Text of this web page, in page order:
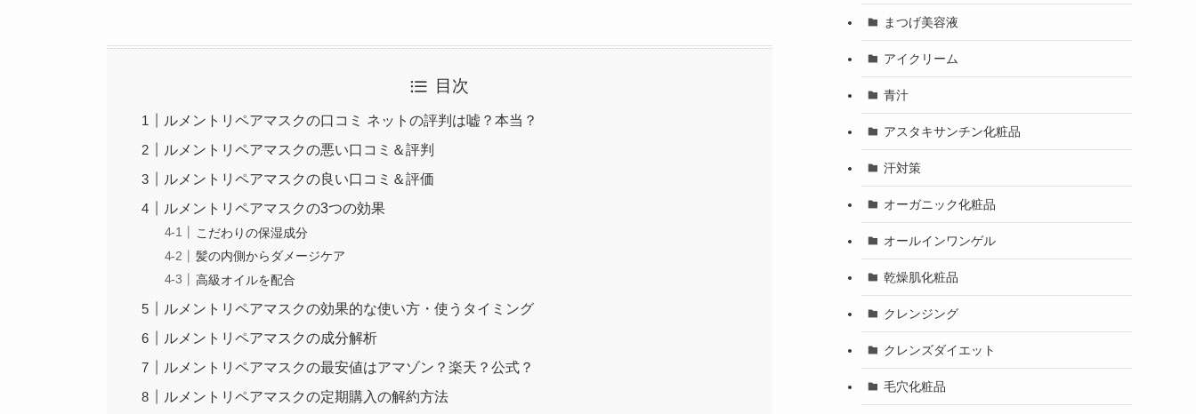
目次
ルメントリペアマスクの口コミ ネットの評判は嘘？本当？
ルメントリペアマスクの悪い口コミ＆評判
ルメントリペアマスクの良い口コミ＆評価
ルメントリペアマスクの3つの効果
こだわりの保湿成分
髪の内側からダメージケア
高級オイルを配合
ルメントリペアマスクの効果的な使い方・使うタイミング
ルメントリペアマスクの成分解析
ルメントリペアマスクの最安値はアマゾン？楽天？公式？
ルメントリペアマスクの定期購入の解約方法
まつげ美容液
アイクリーム
青汁
アスタキサンチン化粧品
汗対策
オーガニック化粧品
オールインワンゲル
乾燥肌化粧品
クレンジング
クレンズダイエット
毛穴化粧品